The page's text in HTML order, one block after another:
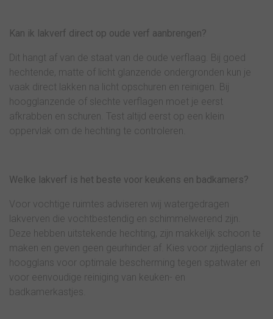
Kan ik lakverf direct op oude verf aanbrengen?
Dit hangt af van de staat van de oude verflaag. Bij goed
hechtende, matte of licht glanzende ondergronden kun je
vaak direct lakken na licht opschuren en reinigen. Bij
hoogglanzende of slechte verflagen moet je eerst
afkrabben en schuren. Test altijd eerst op een klein
oppervlak om de hechting te controleren.
Welke lakverf is het beste voor keukens en badkamers?
Voor vochtige ruimtes adviseren wij watergedragen
lakverven die vochtbestendig en schimmelwerend zijn.
Deze hebben uitstekende hechting, zijn makkelijk schoon te
maken en geven geen geurhinder af. Kies voor zijdeglans of
hoogglans voor optimale bescherming tegen spatwater en
voor eenvoudige reiniging van keuken- en
badkamerkastjes.